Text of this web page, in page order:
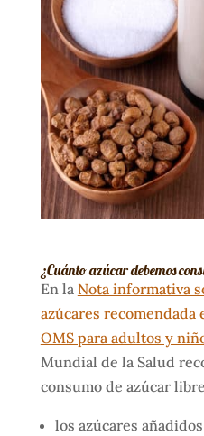
¿Cuánto azúcar debemos
En la Nota informativa
azúcares
OMS para adultos y
Mundial de la Salud
consumo de azúcar
los azúcares